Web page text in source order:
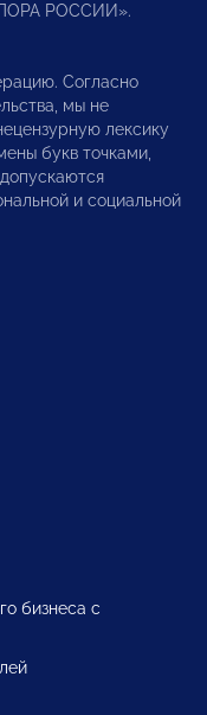
РОССИИ».
Согласно
мы не
лексику
букв точками,
и социальной
бизнеса с